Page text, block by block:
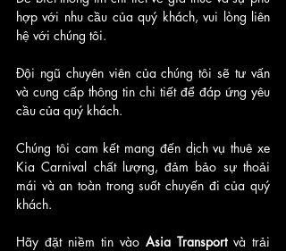
hợp với nhu cầu của quý khách, vui lòng liên
hệ với chúng tôi.
Đội ngũ chuyên viên của chúng tôi sẽ tư vấn
và cung cấp thông tin chi tiết để đáp ứng yêu
cầu của quý khách.
Chúng tôi cam kết mang đến dịch vụ thuê xe
Kia Carnival chất lượng, đảm bảo sự thoải
mái và an toàn trong suốt chuyến đi của quý
khách.
Hãy đặt niềm tin vào Asia Transport và trải